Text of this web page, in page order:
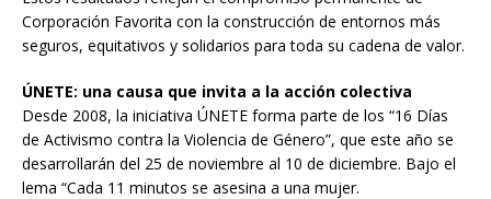
Corporación Favorita con la construcción de entornos más
seguros, equitativos y solidarios para toda su cadena de valor.
ÚNETE: una causa que invita a la acción colectiva
Desde 2008, la iniciativa ÚNETE forma parte de los “16 Días
de Activismo contra la Violencia de Género”, que este año se
desarrollarán del 25 de noviembre al 10 de diciembre. Bajo el
lema “Cada 11 minutos se asesina a una mujer.